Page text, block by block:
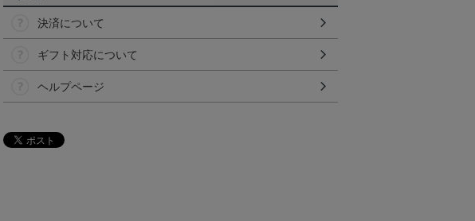
決済について
ギフト対応について
ヘルプページ